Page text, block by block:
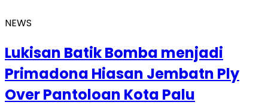
NEWS
Lukisan Batik Bomba menjadi
Primadona Hiasan Jembatn Ply
Over Pantoloan Kota Palu